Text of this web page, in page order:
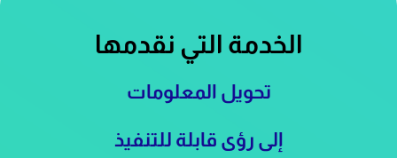
الخدمة التي نقدمها
تحويل المعلومات
إلى رؤى قابلة للتنفيذ